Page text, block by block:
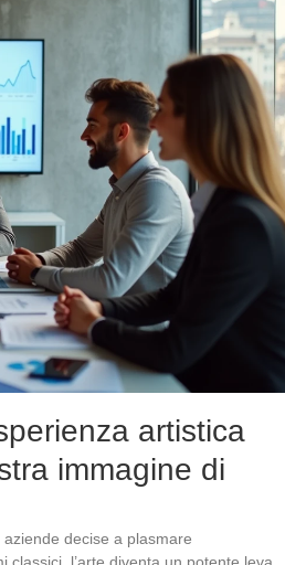
artistica
immagine di
decise a plasmare